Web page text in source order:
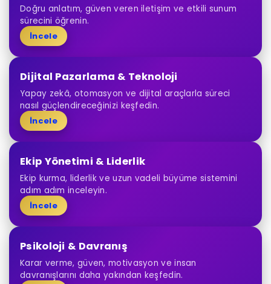
Doğru anlatım, güven veren iletişim ve etkili sunum
sürecini öğrenin.
İncele
Dijital Pazarlama & Teknoloji
Yapay zekâ, otomasyon ve dijital araçlarla süreci
nasıl güçlendireceğinizi keşfedin.
İncele
Ekip Yönetimi & Liderlik
Ekip kurma, liderlik ve uzun vadeli büyüme sistemini
adım adım inceleyin.
İncele
Psikoloji & Davranış
Karar verme, güven, motivasyon ve insan
davranışlarını daha yakından keşfedin.